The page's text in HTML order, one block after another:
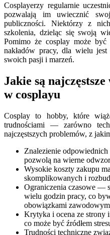
Cosplayerzy regularnie
pozwalają im uwiecznić
publiczności. Niektórzy z
szkolenia, dzieląc się swoją
Pomimo że cosplay może być
nakładów pracy, dla wielu
swoich pasji i marzeń.
Jakie są
w cosplayu
Cosplay to hobby, które
trudnościami — zarówno
najczęstszych problemów, z
Znalezienie odpowiednich
pozwolą na wierne
Wysokie koszty zakupu
skomplikowanych i
Ograniczenia czasowe —
wielu godzin pracy, co
obowiązkami
Krytyka i ocena ze strony
co może być źródłem
Trudności techniczne